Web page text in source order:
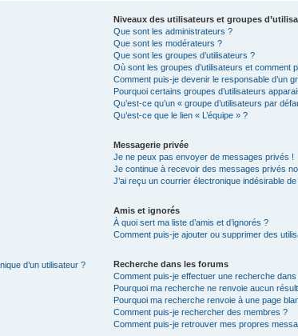
d’un utilisateur ?
Niveaux des utilisateurs et groupes
Que sont les administrateurs ?
Que sont les modérateurs ?
Que sont les groupes d’utilisateurs ?
Où sont les groupes d’utilisateurs et comment
Comment puis-je devenir le responsable d’un
Pourquoi certains groupes d’utilisateurs
Qu’est-ce qu’un « groupe d’utilisateurs par
Qu’est-ce que le lien « L’équipe » ?
Messagerie privée
Je ne peux pas envoyer de messages privés !
Je continue à recevoir des messages privés
J’ai reçu un courrier électronique indésirable
Amis et ignorés
À quoi sert ma liste d’amis et d’ignorés ?
Comment puis-je ajouter ou supprimer des
Recherche dans les forums
Comment puis-je effectuer une recherche
Pourquoi ma recherche ne renvoie aucun
Pourquoi ma recherche renvoie à une page
Comment puis-je rechercher des membres ?
Comment puis-je retrouver mes propres